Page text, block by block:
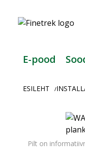
E-pood
ESILEHT /
Pilt on